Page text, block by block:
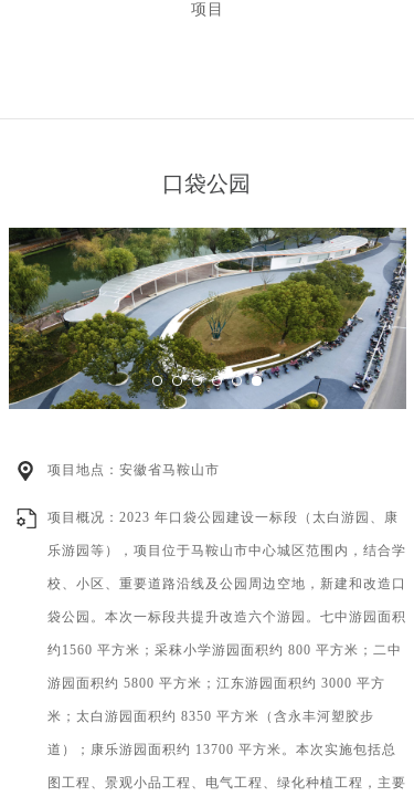
项目
口袋公园
项目地点：安徽省马鞍山市
项目概况：2023 年口袋公园建设一标段（太白游园、康
乐游园等），项目位于马鞍山市中心城区范围内，结合学
校、小区、重要道路沿线及公园周边空地，新建和改造口
袋公园。本次一标段共提升改造六个游园。七中游园面积
约1560 平方米；采秣小学游园面积约 800 平方米；二中
游园面积约 5800 平方米；江东游园面积约 3000 平方
米；太白游园面积约 8350 平方米（含永丰河塑胶步
道）；康乐游园面积约 13700 平方米。本次实施包括总
图工程、景观小品工程、电气工程、绿化种植工程，主要